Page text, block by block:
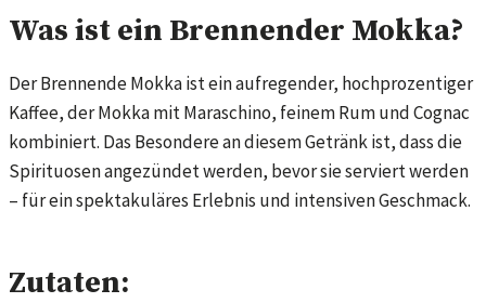
Was ist ein Brennender Mokka?
Der Brennende Mokka ist ein aufregender, hochprozentiger
Kaffee, der Mokka mit Maraschino, feinem Rum und Cognac
kombiniert. Das Besondere an diesem Getränk ist, dass die
Spirituosen angezündet werden, bevor sie serviert werden
– für ein spektakuläres Erlebnis und intensiven Geschmack.
Zutaten: